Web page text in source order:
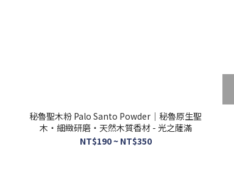
秘魯聖木粉 Palo Santo Powder｜秘魯原生聖
木・細緻研磨・天然木質香材 - 光之薩滿
NT$190 ~ NT$350